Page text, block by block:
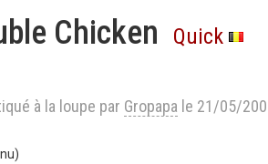
Chicken Quick
à la loupe par Gropapa le 21/05/